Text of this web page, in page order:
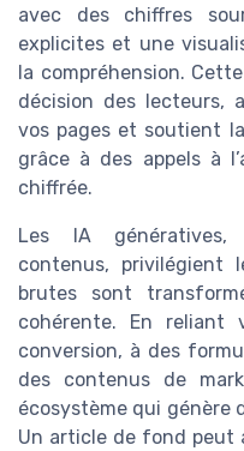
avec des chiffres
explicites et une
la compréhension.
décision des lecteurs,
vos pages et soutient
grâce à des appels à
chiffrée.
Les IA génératives,
contenus, privilégient
brutes sont
cohérente. En reliant
conversion, à des
des contenus de
écosystème qui génère
Un article de fond peut